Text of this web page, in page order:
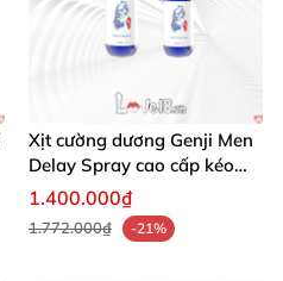
Xịt cường dương Genji Men
Delay Spray cao cấp kéo
dài thời gian
1.400.000₫
1.772.000₫ -21%